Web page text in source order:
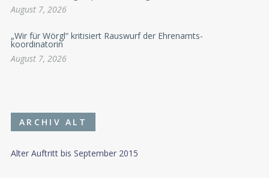
August 7, 2026
„Wir für Wörgl“ kritisiert Rauswurf der Ehrenamts-
koordinatorin
August 7, 2026
ARCHIV ALT
Alter Auftritt bis September 2015